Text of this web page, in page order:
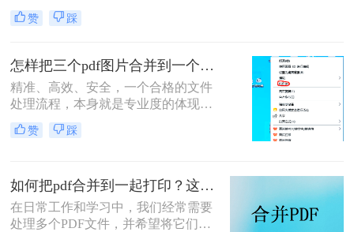
流。”身为一名深耕电脑办公软件测
评多年的博主，我深知高效处理文档
点。面对数十份零散的PDF——可能
是项目报告的不同章节、分散的合同
附件，或是零散的参考资料
赞 踩
怎样把三个pdf图片合并到一个文件？三招搞定，职场效率飙升秘籍！
精准、高效、安全，一个合格的文件
处理流程，本身就是专业度的体现。
在信息爆炸的职场，我们每天都要与
海量文档打交道。你是否也经常遇到
PDF，或是三份散乱的报告图表
PDF，急需你整理成一个规整的文件
进行提交或归档？
赞 踩
如何把pdf合并到一起打印？这4种合并方法了解一下！
在日常工作和学习中，我们经常需要
处理多个PDF文件，并希望将它们合